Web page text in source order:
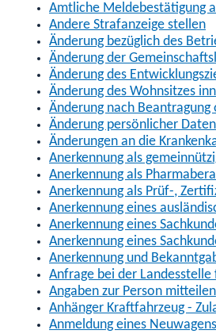
Amtliche Meldebestätigung
Andere Strafanzeige stellen
Änderung bezüglich des
Änderung der
Änderung des
Änderung des Wohnsitzes
Änderung nach
Änderung persönlicher
Änderungen an die
Anerkennung als
Anerkennung als
Anerkennung als Prüf-,
Anerkennung eines
Anerkennung eines
Anerkennung eines
Anerkennung und
Anfrage bei der
Angaben zur Person
Anhänger Kraftfahrzeug -
Anmeldung eines